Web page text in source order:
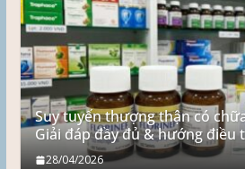
Suy tuyến thượng thận có
Giải đáp đầy đủ & hướng điều
28/04/2026